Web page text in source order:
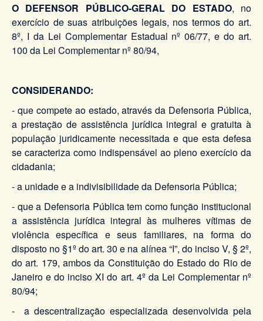
O DEFENSOR PÚBLICO-GERAL DO ESTADO, no
exercício de suas atribuições legais, nos termos do art.
8º, I da Lei Complementar Estadual nº 06/77, e do art.
100 da Lei Complementar nº 80/94,
CONSIDERANDO:
- que compete ao estado, através da Defensoria Pública,
a prestação de assistência jurídica integral e gratuita à
população juridicamente necessitada e que esta defesa
se caracteriza como indispensável ao pleno exercício da
cidadania;
- a unidade e a indivisibilidade da Defensoria Pública;
- que a Defensoria Pública tem como função institucional
a assistência jurídica integral às mulheres vítimas de
violência específica e seus familiares, na forma do
disposto no §1º do art. 30 e na alínea “I”, do inciso V, § 2º,
do art. 179, ambos da Constituição do Estado do Rio de
Janeiro e do inciso XI do art. 4º da Lei Complementar nº
80/94;
- a descentralização especializada desenvolvida pela